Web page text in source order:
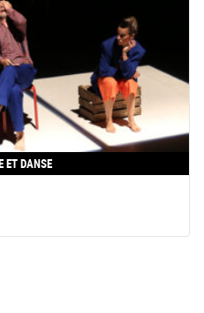
ET DANSE